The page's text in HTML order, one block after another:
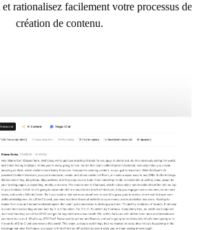
rationalisez facilement votre processus de
création de contenu.